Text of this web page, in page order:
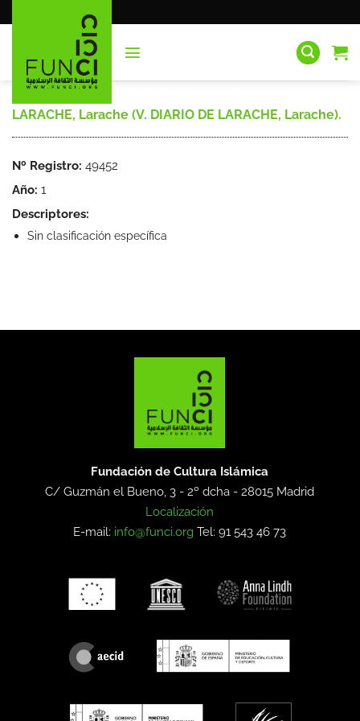
al
LARACHE, Larache (V. DIARIO DE LARACHE, Larache).
Nº Registro: 49452
Año: 1
Descriptores:
Sin clasificación específica
Fundación de Cultura Islámica
C/ Guzmán el Bueno, 3 - 2º dcha -28015 Madrid
Localización
E-mail: info@funci.org Tel: 91 543 46 73